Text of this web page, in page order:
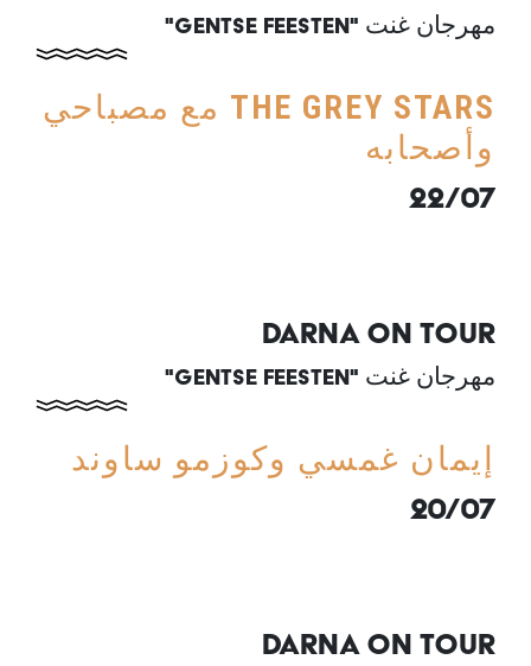
مهرجان غنت "GENTSE FEESTEN
"
THE GREY STARS مع مصباحي
وأصحابه
22/07
DARNA ON TOUR
مهرجان غنت "GENTSE FEESTEN
"
إيمان غمسي وكوزمو ساوند
20/07
DARNA ON TOUR